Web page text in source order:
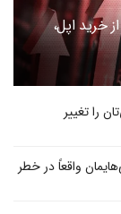
خرید اپل،
را تغییر
واقعاً در خطر